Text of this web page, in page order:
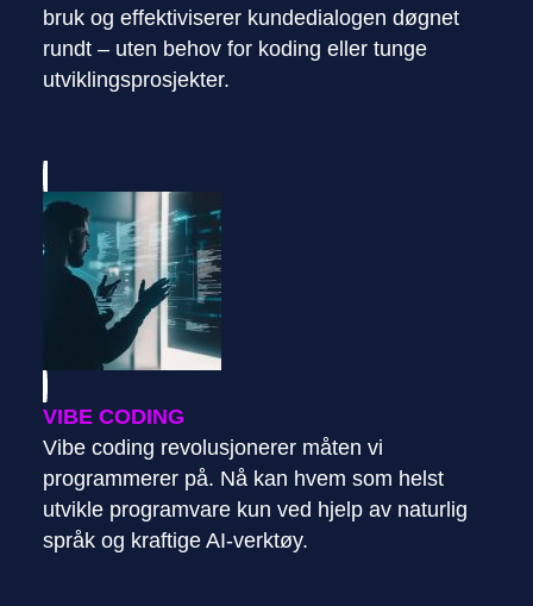
bruk og effektiviserer kundedialogen døgnet
rundt – uten behov for koding eller tunge
utviklingsprosjekter.
VIBE CODING
Vibe coding revolusjonerer måten vi
programmerer på. Nå kan hvem som helst
utvikle programvare kun ved hjelp av naturlig
språk og kraftige AI-verktøy.